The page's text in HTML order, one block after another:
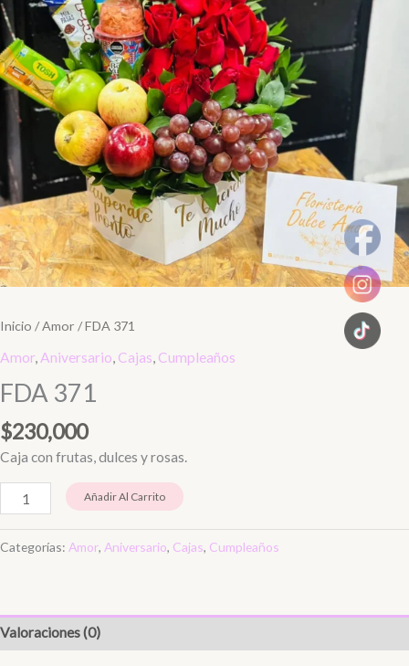
Inicio /Amor / FDA 371
Amor, Aniversario Cajas Cumpleaños
FDA 371
$230,000
Caja con frutas, dulces y rosas.
Añadir Al Carrito
Categorías: Amor, Aniversario, Cajas, Cumpleaños
Valoraciones (0)